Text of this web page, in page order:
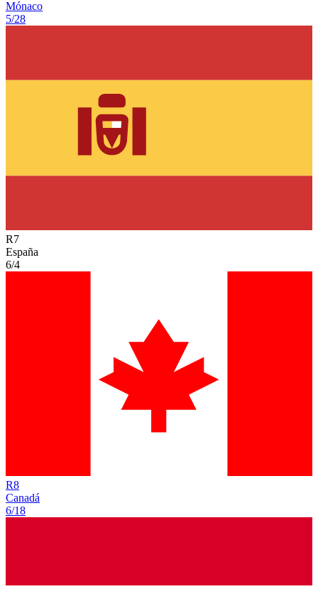
Mónaco
5/28
R7
España
6/4
R8
Canadá
6/18